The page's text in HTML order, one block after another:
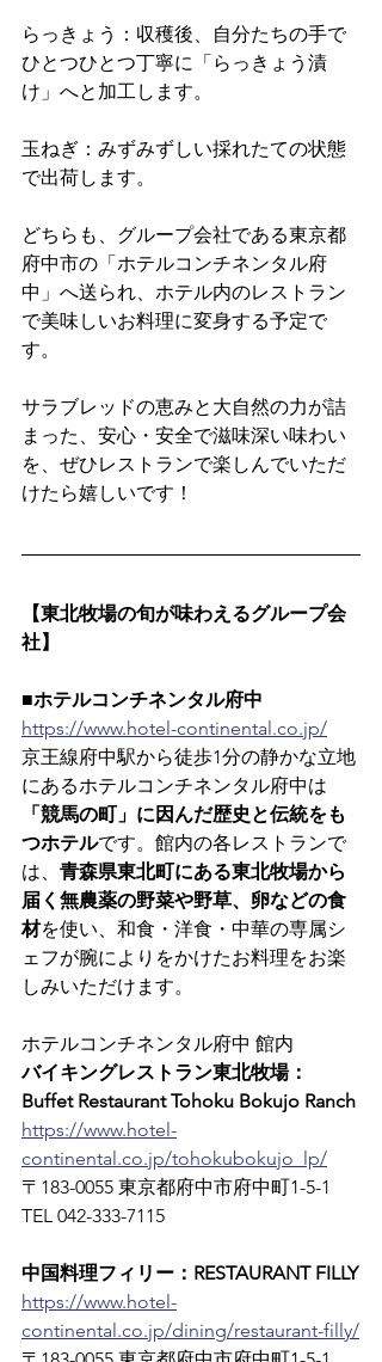
らっきょう：収穫後、自分たちの手で
ひとつひとつ丁寧に「らっきょう漬
け」へと加工します。
玉ねぎ：みずみずしい採れたての状態
で出荷します。
どちらも、グループ会社である東京都
府中市の「ホテルコンチネンタル府
中」へ送られ、ホテル内のレストラン
で美味しいお料理に変身する予定で
す。
サラブレッドの恵みと大自然の力が詰
まった、安心・安全で滋味深い味わい
を、ぜひレストランで楽しんでいただ
けたら嬉しいです！
【東北牧場の旬が味わえるグループ会
社】
■ホテルコンチネンタル府中
https://www.hotel-continental.co.jp/
京王線府中駅から徒歩1分の静かな立地
にあるホテルコンチネンタル府中は
「競馬の町」に因んだ歴史と伝統をも
つホテルです。館内の各レストランで
は、 青森県東北町にある東北牧場から
届く無農薬の野菜や野草、卵などの食
材を使い、和食・洋食・中華の専属シ
ェフが腕によりをかけたお料理をお楽
しみいただけます。
ホテルコンチネンタル府中 館内
バイキングレストラン東北牧場：
Buffet Restaurant Tohoku Bokujo Ranch
https://www.hotel-
continental.co.jp/tohokubokujo_lp/
〒183-0055 東京都府中市府中町1-5-1
TEL 042-333-7115
中国料理フィリー：RESTAURANT FILLY
https://www.hotel-
continental.co.jp/dining/restaurant-filly/